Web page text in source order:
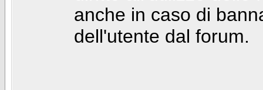
anche in caso di
dell'utente dal forum.